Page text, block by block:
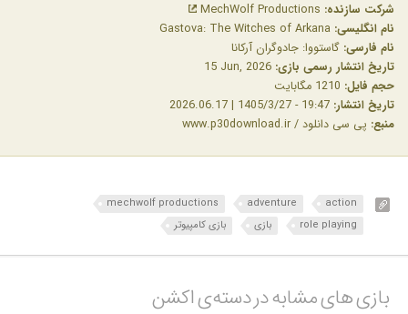
شرکت سازنده:
نام انگلیسی:
نام فارسی: گاستووا: جادوگران آرکانا
تاریخ انتشار رسمی بازی:
حجم فایل:
تاریخ انتشار:
منبع: پی سی دانلود / www.p30download.ir
action
adventure
mechwolf productions
role playing
بازی بازی کامپیوتر
بازی های مشابه در دسته‌ی‌ اکشن‎